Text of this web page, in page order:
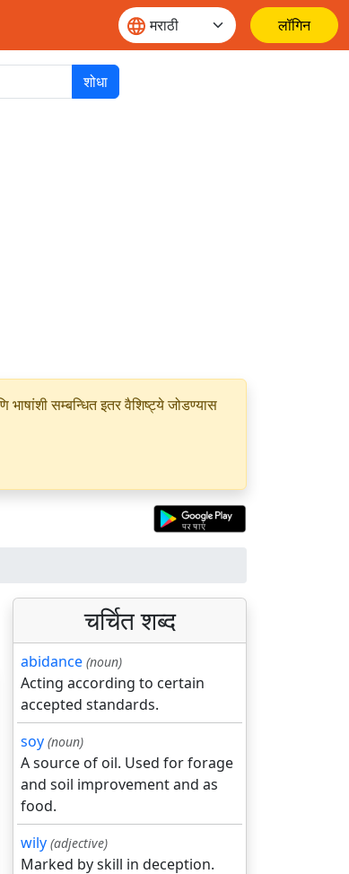
लॉगिन
शोधा
सम्बन्धित इतर वैशिष्ट्ये जोडण्यास
चर्चित शब्द
abidance (noun)
Acting according to certain
accepted standards.
soy (noun)
A source of oil. Used for forage
and soil improvement and as
food.
wily (adjective)
Marked by skill in deception.